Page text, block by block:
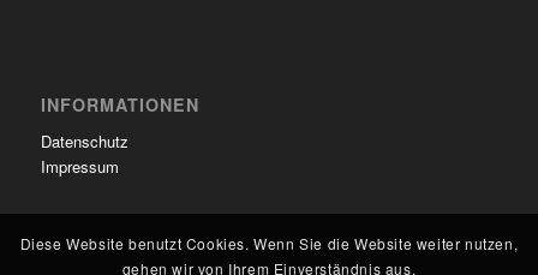
INFORMATIONEN
Datenschutz
Impressum
Diese Website benutzt Cookies. Wenn Sie die Website weiter nutzen,
gehen wir von Ihrem Einverständnis aus.